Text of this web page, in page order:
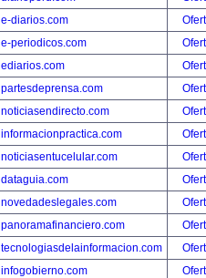
e-diarios.com
e-periodicos.com
ediarios.com
partesdeprensa.com
noticiasendirecto.com
informacionpractica.com
noticiasentucelular.com
dataguia.com
novedadeslegales.com
panoramafinanciero.com
tecnologiasdelainformacion.com
infogobierno.com